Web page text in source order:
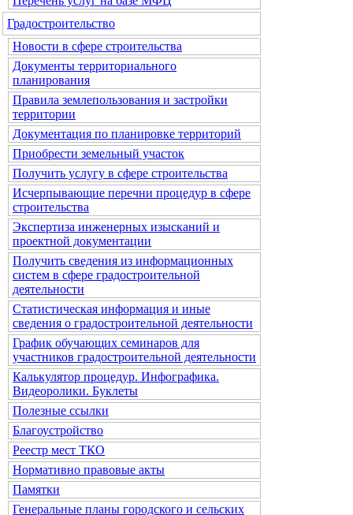
Градостроительство
Новости в сфере строительства
Документы территориального
планирования
Правила землепользования и застройки
территории
Документация по планировке территорий
Приобрести земельный участок
Получить услугу в сфере строительства
Исчерпывающие перечни процедур в сфере
строительства
Экспертиза инженерных изысканий и
проектной документации
Получить сведения из информационных
систем в сфере градостроительной
деятельности
Статистическая информация и иные
сведения о градостроительной деятельности
График обучающих семинаров для
участников градостроительной деятельности
Калькулятор процедур. Инфографика.
Видеоролики. Буклеты
Полезные ссылки
Благоустройство
Реестр мест ТКО
Нормативно правовые акты
Памятки
Генеральные планы городского и сельских